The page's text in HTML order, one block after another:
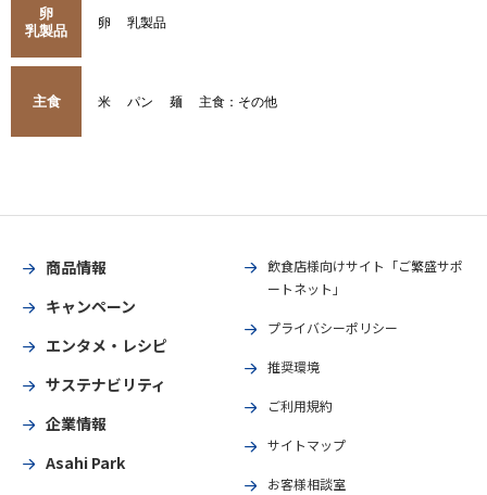
卵
乳製品
卵 乳製品
主食 米 パン 麺 主食：その他
商品情報
キャンペーン
エンタメ・レシピ
サステナビリティ
企業情報
Asahi Park
飲食店様向けサイト「ご繁盛サポ
ートネット」
プライバシーポリシー
推奨環境
ご利用規約
サイトマップ
お客様相談室